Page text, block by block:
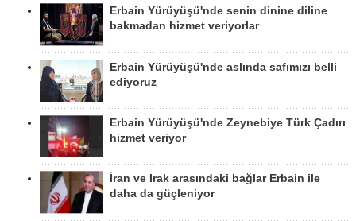
Erbain Yürüyüşü'nde senin dinine diline
bakmadan hizmet veriyorlar
Erbain Yürüyüşü'nde aslında safımızı belli
ediyoruz
Erbain Yürüyüşü'nde Zeynebiye Türk Çadırı
hizmet veriyor
İran ve Irak arasındaki bağlar Erbain ile
daha da güçleniyor